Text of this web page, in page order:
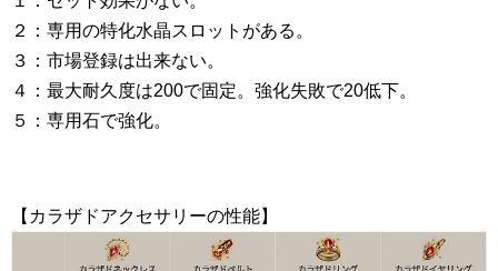
２：専用の特化水晶スロットがある。
３：市場登録は出来ない。
４：最大耐久度は200で固定。強化失敗で20低下。
５：専用石で強化。
【カラザドアクセサリーの性能】